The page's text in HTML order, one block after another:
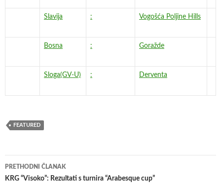
Slavija : Vogošća Poljine Hills
Bosna : Goražde
Sloga(GV-U) : Derventa
FEATURED
Navigacija
članaka
PRETHODNI ČLANAK
KRG “Visoko”: Rezultati s turnira “Arabesque cup”